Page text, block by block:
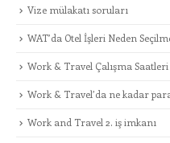
Vize mülakatı soruları
WAT’da Otel İşleri Neden
Work & Travel Çalışma Saatleri
Work & Travel’da ne kadar
Work and Travel 2. iş imkanı